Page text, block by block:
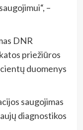
–
DNR
priežiūros
duomenys
saugojimas
diagnostikos